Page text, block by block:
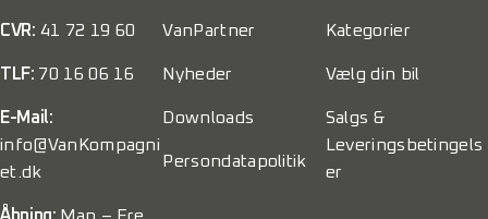
CVR: 41 72 19 60
TLF: 70 16 06 16
E-Mail:
info@VanKompagni
et.dk
VanPartner
Nyheder
Downloads
Persondatapolitik
Kategorier
Vælg din bil
Salgs &
Leveringsbetingels
er